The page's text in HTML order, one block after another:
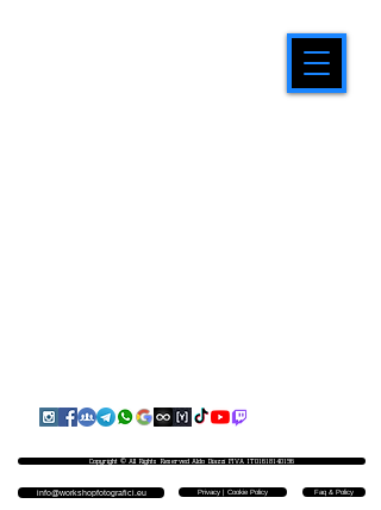
Copyright © All Rights Reserved Aldo Diazzi P.IVA IT01618140196
Faq & Policy
info@workshopfotografici.eu Privacy | Cookie Policy